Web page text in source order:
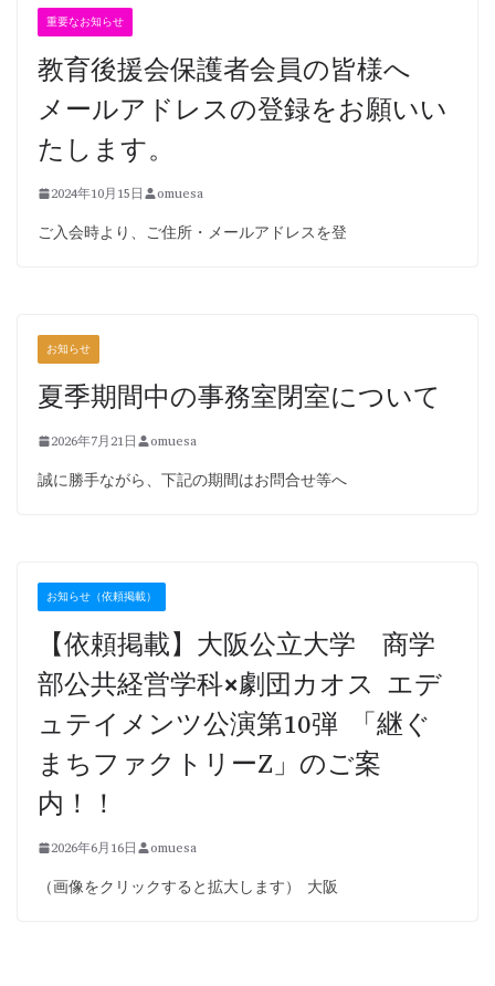
重要なお知らせ
教育後援会保護者会員の皆様へ
メールアドレスの登録をお願いい
たします。
2024年10月15日 omuesa
ご入会時より、ご住所・メールアドレスを登
お知らせ
夏季期間中の事務室閉室について
2026年7月21日 omuesa
誠に勝手ながら、下記の期間はお問合せ等へ
お知らせ（依頼掲載）
【依頼掲載】大阪公立大学 商学
部公共経営学科×劇団カオス エデ
ュテイメンツ公演第10弾 「継ぐ
まちファクトリーZ」のご案
内！！
2026年6月16日 omuesa
（画像をクリックすると拡大します） 大阪